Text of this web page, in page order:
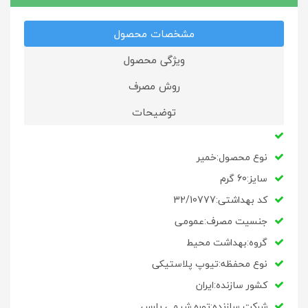
مشخصات محصول
ویژگی محصول
روش مصرف
توضیحات
نوع محصول:خمیر
سایز:60 گرم
کد بهداشتی:32/10777
جنسیت مصرف:عمومی
گروه:بهداشت محیط
نوع محفظه:تیوپ پلاستیکی
کشور سازنده:ایران